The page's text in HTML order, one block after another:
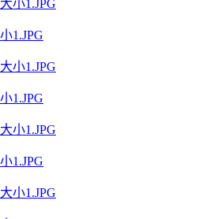
1.JPG
1.JPG
1.JPG